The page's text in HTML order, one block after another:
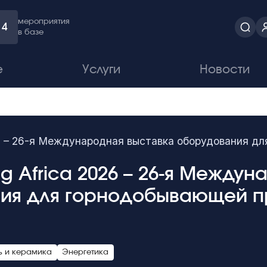
4
мероприятия
в базе
Услуги Новости
26-я Международная выставка оборудования
Africa 2026 – 26-я
для горнодобывающей
и керамика Энергетика